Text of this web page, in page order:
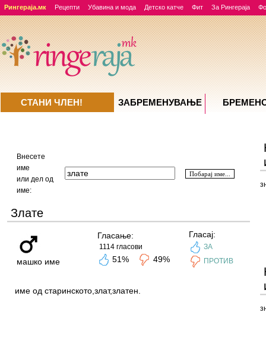
Рингераја.мк Рецепти Убавина и мода Детско катче Фит За Рингераја
Внесете
име
или дел од
име:
Злате
машко име
Гласање:
1114 гласови
51% 49%
Гласај:
ЗА
ПРОТИВ
име од старинското,злат,златен.
СТАНИ ЧЛЕН! ЗАБРЕМЕНУВАЊE